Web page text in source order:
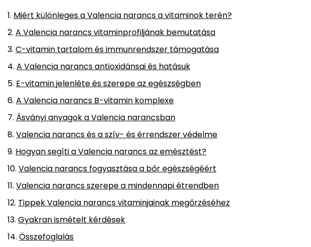
Miért különleges a Valencia narancs a vitaminok terén?
A Valencia narancs vitaminprofiljának bemutatása
C-vitamin tartalom és immunrendszer támogatása
A Valencia narancs antioxidánsai és hatásuk
E-vitamin jelenléte és szerepe az egészségben
A Valencia narancs B-vitamin komplexe
Ásványi anyagok a Valencia narancsban
Valencia narancs és a szív- és érrendszer védelme
Hogyan segíti a Valencia narancs az emésztést?
Valencia narancs fogyasztása a bőr egészségéért
Valencia narancs szerepe a mindennapi étrendben
Tippek Valencia narancs vitaminjainak megőrzéséhez
Gyakran ismételt kérdések
Összefoglalás